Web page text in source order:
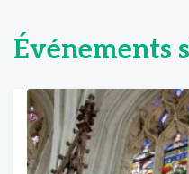
Événements